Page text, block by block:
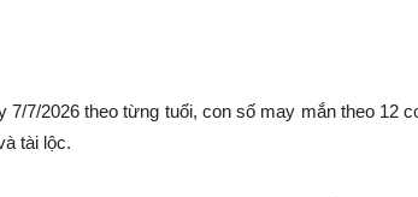
7/2026 theo từng tuổi, con số may mắn theo 12
tài lộc.